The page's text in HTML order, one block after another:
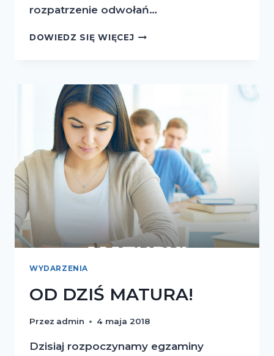
rozpatrzenie odwołań…
DOWIEDZ SIĘ WIĘCEJHARMONOGRAM
LICEUM
PLASTYCZNYCH
EDUKACJI
INNOWACYJNEJ
W
ŁODZI
NA
ROK
SZKOLNY
2023/2024
WYDARZENIA
OD DZIŚ MATURA!
Przez admin 4 maja 2018
Dzisiaj rozpoczynamy egzaminy